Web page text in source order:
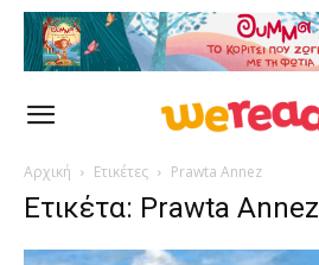
Αρχική Ετικέτες Prawta Annez
Ετικέτα: Prawta Annez